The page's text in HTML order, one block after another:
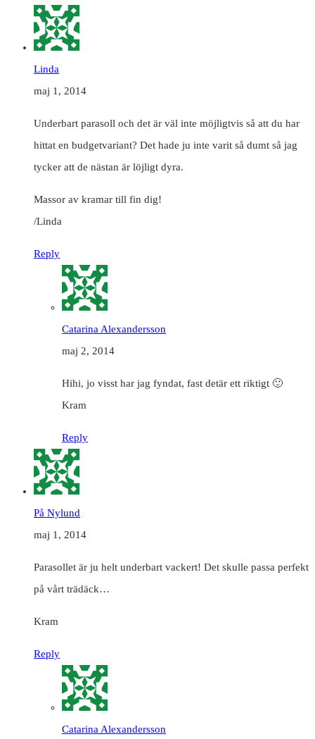
Linda
maj 1, 2014
Underbart parasoll och det är väl inte möjligtvis så att du har
hittat en budgetvariant? Det hade ju inte varit så dumt så jag
tycker att de nästan är löjligt dyra.
Massor av kramar till fin dig!
/Linda
Reply
Catarina Alexandersson
maj 2, 2014
Hihi, jo visst har jag fyndat, fast detär ett riktigt 🙂
Kram
Reply
På Nylund
maj 1, 2014
Parasollet är ju helt underbart vackert! Det skulle passa perfekt
på vårt trädäck…
Kram
Reply
Catarina Alexandersson